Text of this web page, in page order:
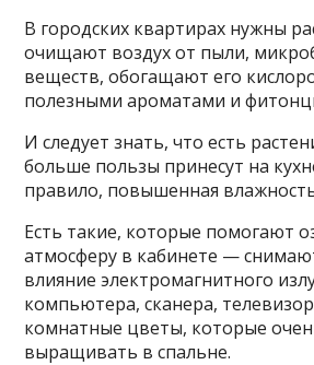
В городских квартирах нужны
очищают воздух от пыли,
веществ, обогащают его
полезными ароматами и
И следует знать, что есть
больше пользы принесут на
правило, повышенная
Есть такие, которые помогают
атмосферу в кабинете —
влияние электромагнитного
компьютера, сканера,
комнатные цветы, которые
выращивать в спальне.